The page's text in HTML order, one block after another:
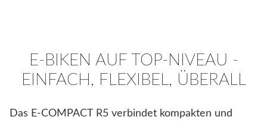
E-BIKEN AUF TOP-NIVEAU -
EINFACH, FLEXIBEL, ÜBERALL
Das E-COMPACT R5 verbindet kompakten und